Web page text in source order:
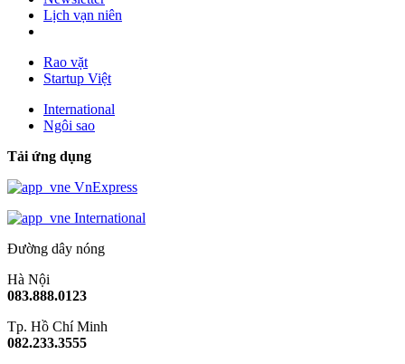
Lịch vạn niên
Rao vặt
Startup Việt
International
Ngôi sao
Tải ứng dụng
VnExpress
International
Đường dây nóng
Hà Nội
083.888.0123
Tp. Hồ Chí Minh
082.233.3555